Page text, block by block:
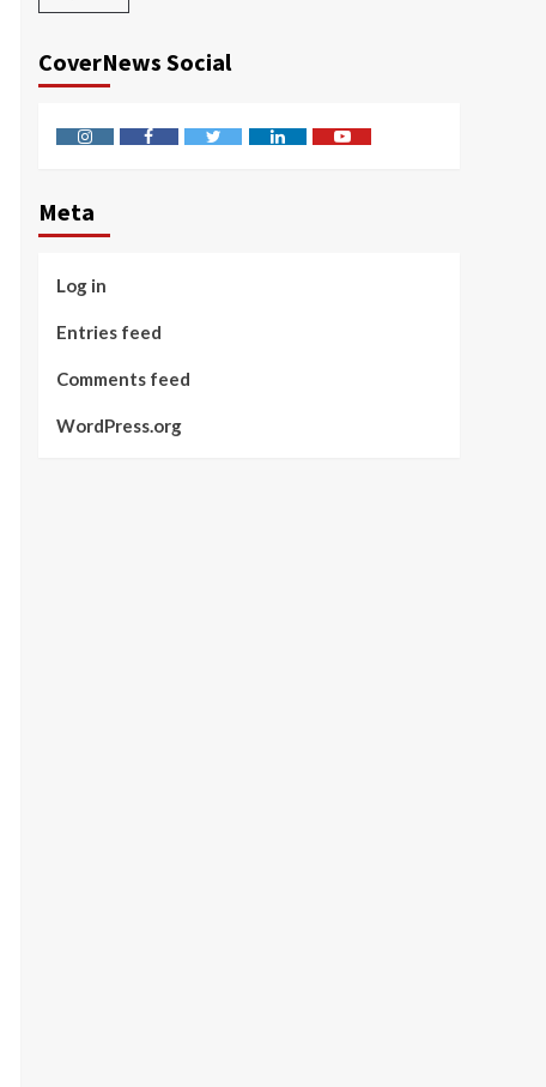
CoverNews Social
InstagramFacebookTwitter LinkedinYoutube
Meta
Log in
Entries feed
Comments feed
WordPress.org